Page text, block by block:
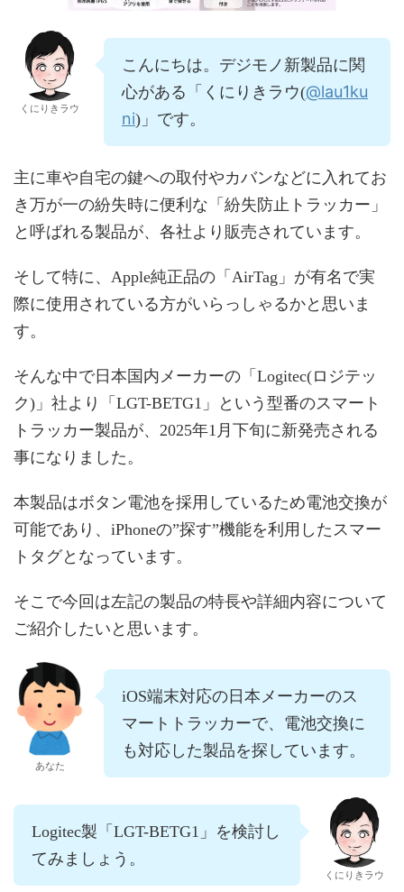
くにりきラウ
こんにちは。デジモノ新製品に関
心がある「くにりきラウ(@lau1ku
ni)」です。
主に車や自宅の鍵への取付やカバンなどに入れてお
き万が一の紛失時に便利な「紛失防止トラッカー」
と呼ばれる製品が、各社より販売されています。
そして特に、Apple純正品の「AirTag」が有名で実
際に使用されている方がいらっしゃるかと思いま
す。
そんな中で日本国内メーカーの「Logitec(ロジテッ
ク)」社より「LGT-BETG1」という型番のスマート
トラッカー製品が、2025年1月下旬に新発売される
事になりました。
本製品はボタン電池を採用しているため電池交換が
可能であり、iPhoneの”探す”機能を利用したスマー
トタグとなっています。
そこで今回は左記の製品の特長や詳細内容について
ご紹介したいと思います。
あなた
iOS端末対応の日本メーカーのス
マートトラッカーで、電池交換に
も対応した製品を探しています。
Logitec製「LGT-BETG1」を検討し
てみましょう。
くにりきラウ